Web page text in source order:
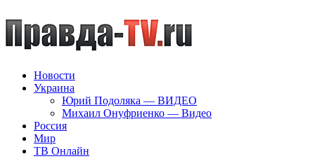
Новости
Украина
Юрий Подоляка — ВИДЕО
Михаил Онуфриенко — Видео
Россия
Мир
ТВ Онлайн